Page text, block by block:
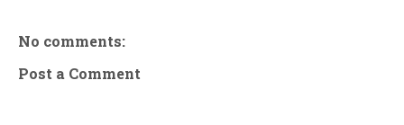
No comments:
Post a Comment